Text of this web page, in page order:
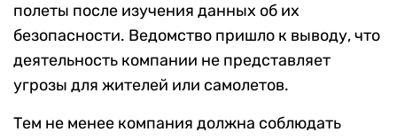
полеты после изучения данных об их
безопасности. Ведомство пришло к выводу, что
деятельность компании не представляет
угрозы для жителей или самолетов.
Тем не менее компания должна соблюдать